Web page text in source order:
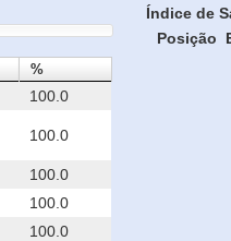
%
100.0
100.0
100.0
100.0
100.0
Índice de
Posição